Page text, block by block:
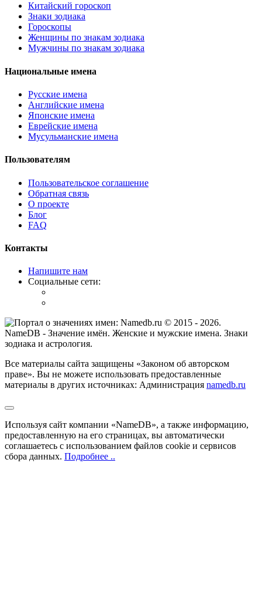
Китайский гороскоп
Знаки зодиака
Гороскопы
Женщины по знакам зодиака
Мужчины по знакам зодиака
Национальные имена
Русские имена
Английские имена
Японские имена
Еврейские имена
Мусульманские имена
Пользователям
Пользовательское соглашение
Обратная связь
О проекте
Блог
FAQ
Контакты
Напишите нам
Социальные сети:
© 2015 - 2026.
NameDB - Значение имён. Женские и мужские имена. Знаки
зодиака и астрология.
Все материалы сайта защищены «Законом об авторском
праве». Вы не можете использовать предоставленные
материалы в других источниках: Администрация namedb.ru
Используя сайт компании «NameDB», а также информацию,
предоставленную на его страницах, вы автоматически
соглашаетесь с использованием файлов cookie и сервисов
сбора данных. Подробнее ..